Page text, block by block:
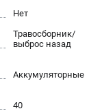
Нет
Травосборник/
выброс назад
Аккумуляторные
40